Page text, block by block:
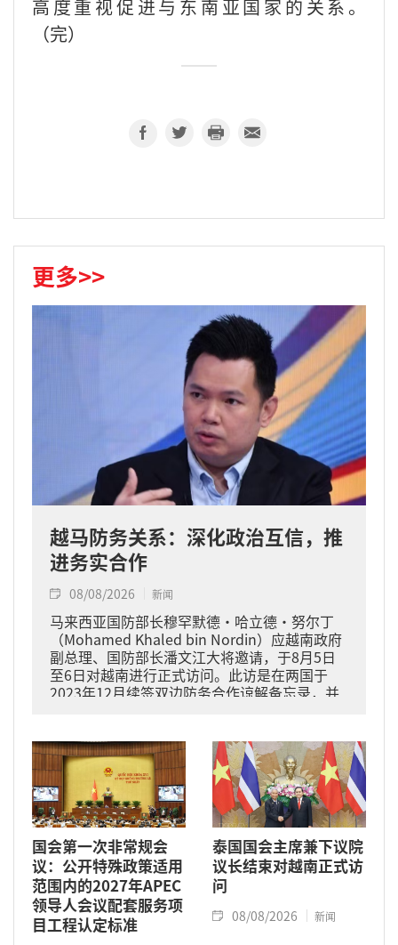
高度重视促进与东南亚国家的关系。
（完）
更多>>
越马防务关系：深化政治互信，推
进务实合作
08/08/2026 新闻
马来西亚国防部长穆罕默德·哈立德·努尔丁
（Mohamed Khaled bin Nordin）应越南政府
副总理、国防部长潘文江大将邀请，于8月5日
至6日对越南进行正式访问。此访是在两国于
2023年12月续签双边防务合作谅解备忘录，并
国会第一次非常规会
议：公开特殊政策适用
范围内的2027年APEC
领导人会议配套服务项
目工程认定标准
泰国国会主席兼下议院
议长结束对越南正式访
问
08/08/2026 新闻